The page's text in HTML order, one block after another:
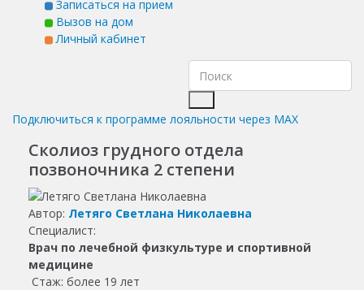
Записаться на прием
Вызов на дом
Личный кабинет
Подключиться к программе лояльности через MAX
Сколиоз грудного отдела
позвоночника 2 степени
Автор: Летяго Светлана Николаевна
Специалист:
Врач по лечебной физкультуре и спортивной
медицине
Стаж: более 19 лет